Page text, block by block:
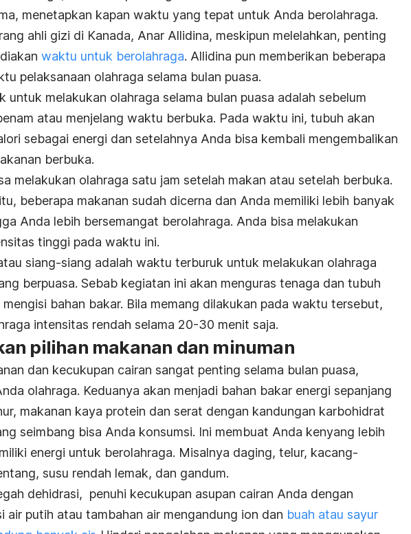
menetapkan kapan waktu yang tepat untuk Anda berolahraga.
ahli gizi di Kanada, Anar Allidina, meskipun melelahkan, penting
waktu untuk berolahraga. Allidina pun memberikan beberapa
pelaksanaan olahraga selama bulan puasa.
untuk melakukan olahraga selama bulan puasa adalah sebelum
atau menjelang waktu berbuka. Pada waktu ini, tubuh akan
sebagai energi dan setelahnya Anda bisa kembali mengembalikan
berbuka.
melakukan olahraga satu jam setelah makan atau setelah berbuka.
beberapa makanan sudah dicerna dan Anda memiliki lebih banyak
Anda lebih bersemangat berolahraga. Anda bisa melakukan
tinggi pada waktu ini.
siang-siang adalah waktu terburuk untuk melakukan olahraga
berpuasa. Sebab kegiatan ini akan menguras tenaga dan tubuh
bahan bakar. Bila memang dilakukan pada waktu tersebut,
intensitas rendah selama 20-30 menit saja.
pilihan makanan dan minuman
dan kecukupan cairan sangat penting selama bulan puasa,
olahraga. Keduanya akan menjadi bahan bakar energi sepanjang
makanan kaya protein dan serat dengan kandungan karbohidrat
seimbang bisa Anda konsumsi. Ini membuat Anda kenyang lebih
energi untuk berolahraga. Misalnya daging, telur, kacang-
susu rendah lemak, dan gandum.
dehidrasi, penuhi kecukupan asupan cairan Anda dengan
air putih atau tambahan air mengandung ion dan buah atau sayur